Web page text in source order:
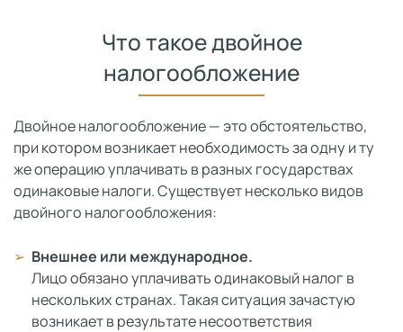
Что такое двойное
налогообложение
Двойное налогообложение — это обстоятельство,
при котором возникает необходимость за одну и ту
же операцию уплачивать в разных государствах
одинаковые налоги. Существует несколько видов
двойного налогообложения:
Внешнее или международное.
Лицо обязано уплачивать одинаковый налог в
нескольких странах. Такая ситуация зачастую
возникает в результате несоответствия